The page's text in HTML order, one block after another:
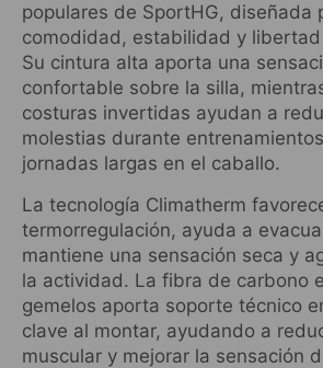
populares de SportHG, diseñada
comodidad, estabilidad y
Su cintura alta aporta una
confortable sobre la silla,
costuras invertidas ayudan a
molestias durante
jornadas largas en el caballo.
La tecnología Climatherm
termorregulación, ayuda a
mantiene una sensación seca y
la actividad. La fibra de carbono
gemelos aporta soporte técnico
clave al montar, ayudando a
muscular y mejorar la sensación